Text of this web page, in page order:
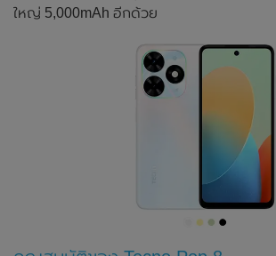
ใหญ่ 5,000mAh อีกด้วย